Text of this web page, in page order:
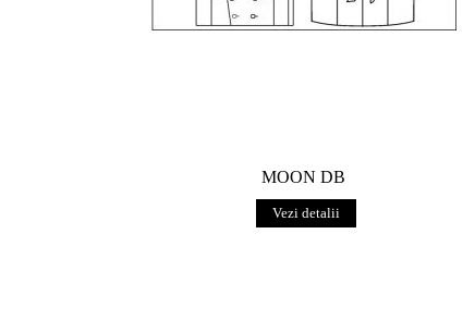
MOON DB
Vezi detalii